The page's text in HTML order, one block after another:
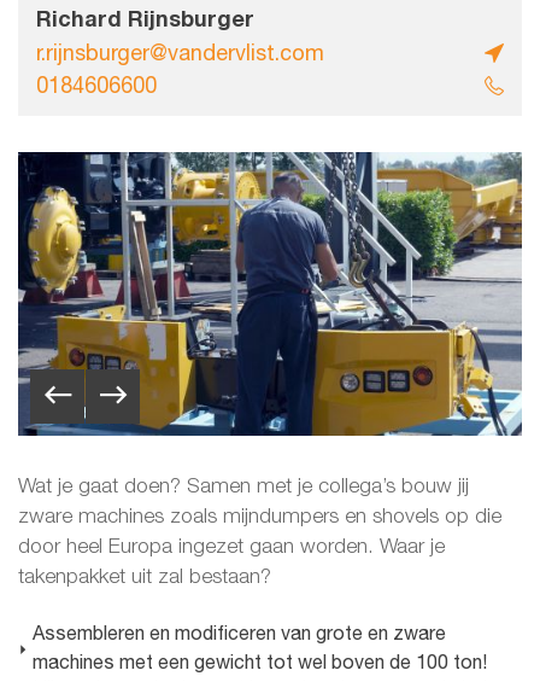
Richard Rijnsburger
r.rijnsburger@vandervlist.com
0184606600
Wat je gaat doen? Samen met je collega’s bouw jij
zware machines zoals mijndumpers en shovels op die
door heel Europa ingezet gaan worden. Waar je
takenpakket uit zal bestaan?
Assembleren en modificeren van grote en zware
machines met een gewicht tot wel boven de 100 ton!